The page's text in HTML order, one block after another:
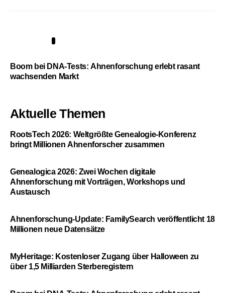
Boom bei DNA-Tests: Ahnenforschung erlebt rasant
wachsenden Markt
Aktuelle Themen
RootsTech 2026: Weltgrößte Genealogie-Konferenz
bringt Millionen Ahnenforscher zusammen
Genealogica 2026: Zwei Wochen digitale
Ahnenforschung mit Vorträgen, Workshops und
Austausch
Ahnenforschung-Update: FamilySearch veröffentlicht 18
Millionen neue Datensätze
MyHeritage: Kostenloser Zugang über Halloween zu
über 1,5 Milliarden Sterberegistern